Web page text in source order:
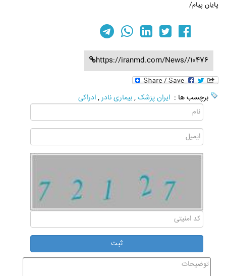
پایان پیام/
https://iranmd.com/News//10476
برچسب ها : ایران پزشک,بیماری نادر,ادراکی